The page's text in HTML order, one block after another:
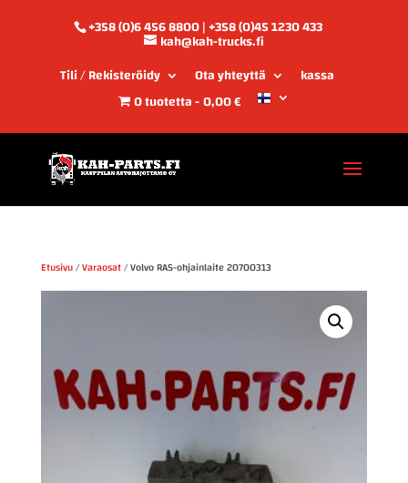
+358 (0)6 456 8800 | +358 (0)45 1230 433
kah@kah-trucks.fi
Tili / Rekisteröidy
Ota yhteyttä
kassa
0 tuotetta 0,00 €
Etusivu/Varaosat/ Volvo RAS-ohjainlaite 20700313